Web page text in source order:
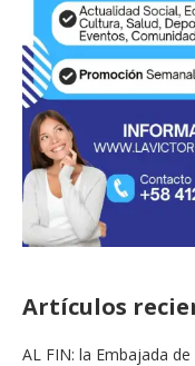
Artículos
AL FIN: la Embajada